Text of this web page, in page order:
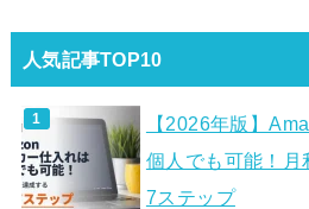
人気記事TOP10
【2026年版】
個人でも可能！月
7ステップ